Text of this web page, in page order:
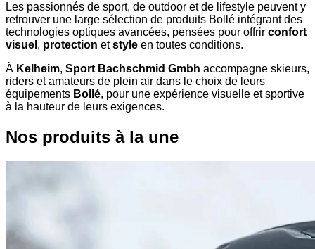
Les passionnés de sport, de outdoor et de lifestyle peuvent y
retrouver une large sélection de produits Bollé intégrant des
technologies optiques avancées, pensées pour offrir confort
visuel , protection etstyle en toutes conditions.
À Kelheim, Sport Bachschmid Gmbh accompagne skieurs,
riders et amateurs de plein air dans le choix de leurs
équipements Bollé, pour une expérience visuelle et sportive
à la hauteur de leurs exigences.
Nos produits à la une